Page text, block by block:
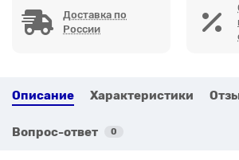
Доставка по
России
Описание Характеристики
Вопрос-ответ 0